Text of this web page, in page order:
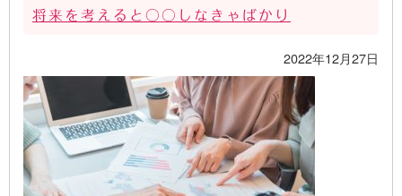
将来を考えると○○しなきゃばかり
2022年12月27日